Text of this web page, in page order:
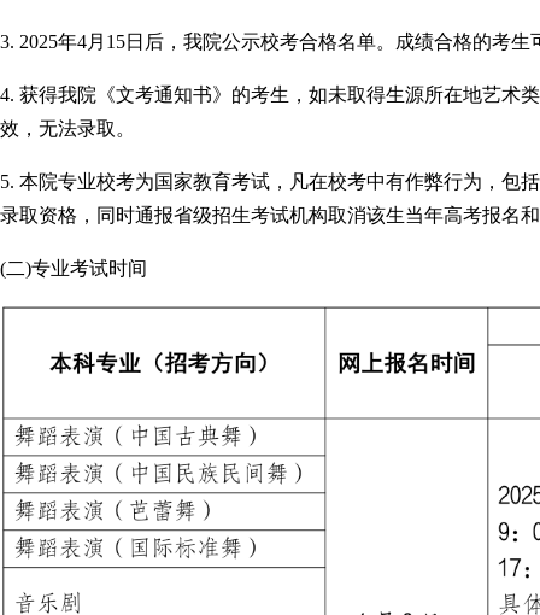
3. 2025年4月15日后，我院公示校考合格名单。成绩合格的考
4. 获得我院《文考通知书》的考生，如未取得生源所在地艺术
效，无法录取。
5. 本院专业校考为国家教育考试，凡在校考中有作弊行为，包
录取资格，同时通报省级招生考试机构取消该生当年高考报名
(二)专业考试时间